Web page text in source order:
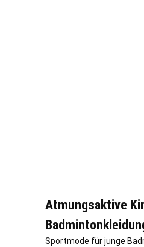
Atmungsaktive
Sportmode für junge